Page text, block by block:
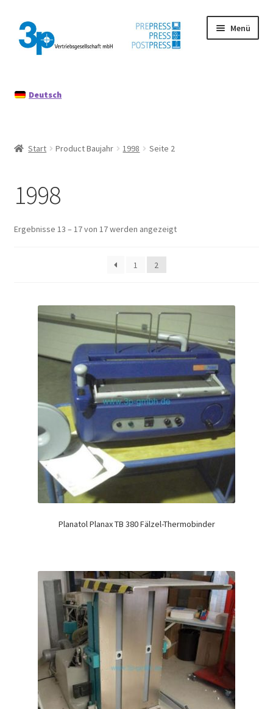
Zur
Navigation
springen
Zum
Inhalt
springen
Menü
Datenschutz
Mein Konto
Deutsch
Start Product Baujahr 1998 Seite 2
1998
Ergebnisse 13 – 17 von 17 werden angezeigt
1 2
Planatol Planax TB 380 Fälzel-Thermobinder